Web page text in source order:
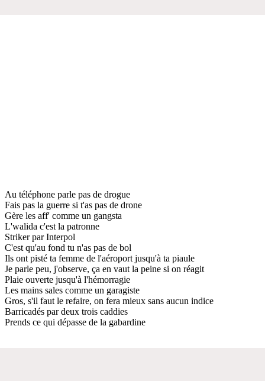
Au téléphone parle pas de drogue
Fais pas la guerre si t'as pas de drone
Gère les aff' comme un gangsta
L'walida c'est la patronne
Striker par Interpol
C'est qu'au fond tu n'as pas de bol
Ils ont pisté ta femme de l'aéroport jusqu'à ta piaule
Je parle peu, j'observe, ça en vaut la peine si on réagit
Plaie ouverte jusqu'à l'hémorragie
Les mains sales comme un garagiste
Gros, s'il faut le refaire, on fera mieux sans aucun indice
Barricadés par deux trois caddies
Prends ce qui dépasse de la gabardine